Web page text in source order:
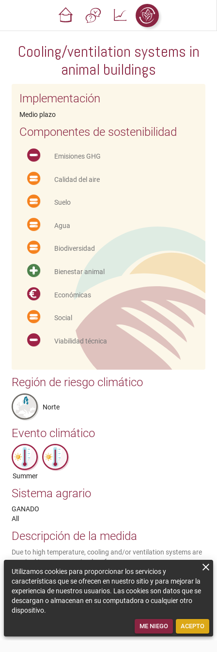
Cooling/ventilation systems in
animal buildings
Implementación
Medio plazo
Componentes de sostenibilidad
Emisiones GHG
Calidad del aire
Suelo
Agua
Biodiversidad
Bienestar animal
Económicas
Social
Viabilidad técnica
Región de riesgo climático
Norte
Evento climático
Summer
Sistema agrario
GANADO
All
Descripción de la medida
Due to high temperature, cooling and/or ventilation systems are
required to preserve animal performance
Comentarios sobre la sostenibilidad
Exposure to a high temperature–humidity index can effect milk
production and quality, mortality, reproductive health and
disease susceptibility, especially in intensive dairy cattle.
Investments are needed, increased energy consumption.
Utilizamos cookies para proporcionar los servicios y
características que se ofrecen en nuestro sitio y para mejorar la
experiencia de nuestros usuarios. Las cookies son datos que se
descargan o almacenan en su computadora o cualquier otro
dispositivo.
ME NIEGO ACEPTO